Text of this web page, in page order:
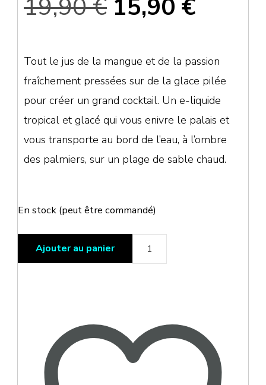
19,90€ Le
prix
initial
était :
15,90 €
prix
actuel
est :
Tout le jus de la mangue et de la passion
fraîchement pressées sur de la glace pilée
pour créer un grand cocktail. Un e-liquide
tropical et glacé qui vous enivre le palais et
vous transporte au bord de l’eau, à l’ombre
des palmiers, sur un plage de sable chaud.
En stock (peut être commandé)
quantité
de
Passion
-
50ml
Ajouter au panier